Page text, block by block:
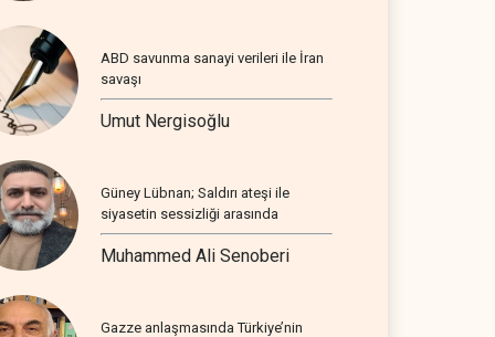
ABD savunma sanayi verileri ile İran
savaşı
Umut Nergisoğlu
Güney Lübnan; Saldırı ateşi ile
siyasetin sessizliği arasında
Muhammed Ali Senoberi
Gazze anlaşmasında Türkiye’nin